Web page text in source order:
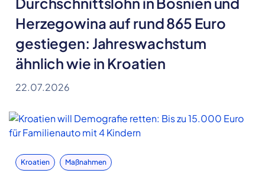
Herzegowina auf rund 865 Euro
gestiegen: Jahreswachstum
ähnlich wie in Kroatien
22.07.2026
Kroatien Maßnahmen